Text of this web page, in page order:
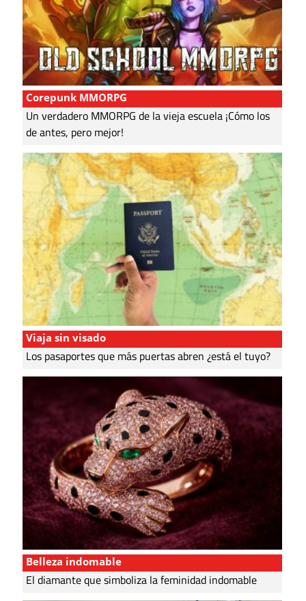
Corepunk MMORPG
Un verdadero MMORPG de la vieja escuela ¡Cómo los
de antes, pero mejor!
Viaja sin visado
Los pasaportes que más puertas abren ¿está el tuyo?
Belleza indomable
El diamante que simboliza la feminidad indomable